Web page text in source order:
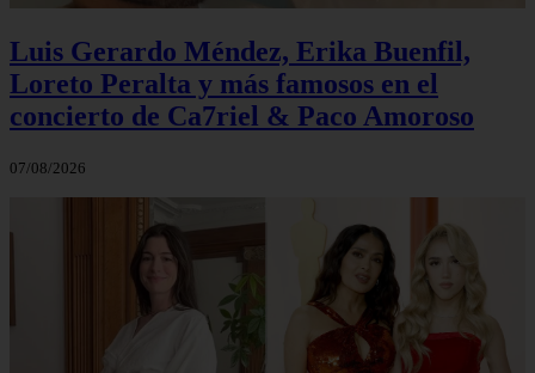
Luis Gerardo Méndez, Erika Buenfil,
Loreto Peralta y más famosos en el
concierto de Ca7riel & Paco Amoroso
07/08/2026